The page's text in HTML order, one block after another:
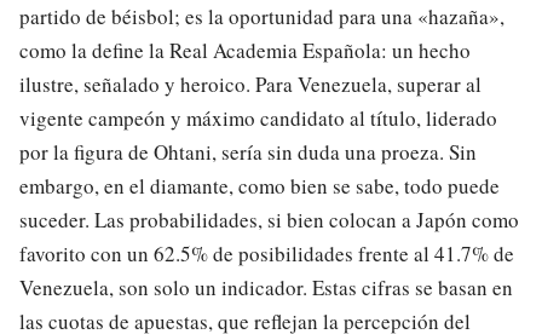
partido de béisbol; es la oportunidad para una «hazaña»,
como la define la Real Academia Española: un hecho
ilustre, señalado y heroico. Para Venezuela, superar al
vigente campeón y máximo candidato al título, liderado
por la figura de Ohtani, sería sin duda una proeza. Sin
embargo, en el diamante, como bien se sabe, todo puede
suceder. Las probabilidades, si bien colocan a Japón como
favorito con un 62.5% de posibilidades frente al 41.7% de
Venezuela, son solo un indicador. Estas cifras se basan en
las cuotas de apuestas, que reflejan la percepción del